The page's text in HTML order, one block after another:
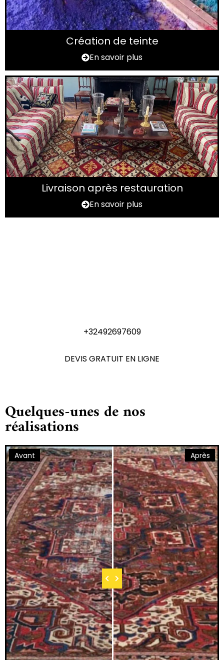
Création de teinte
En savoir plus
Livraison après restauration
En savoir plus
+32492697609
DEVIS GRATUIT EN LIGNE
Quelques-unes de nos
réalisations
Avant Après